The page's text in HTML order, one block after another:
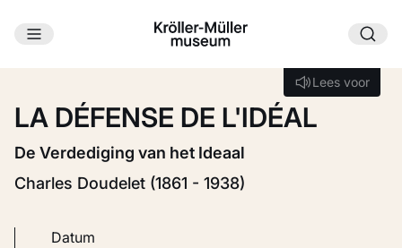
Ga naar hoofdinhoud
Lees voor
Lees voor
LA DÉFENSE DE L'IDÉAL
De Verdediging van het Ideaal
Charles Doudelet (1861 - 1938)
Datum